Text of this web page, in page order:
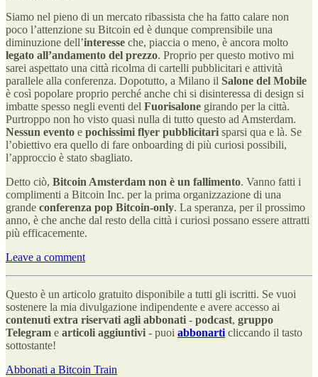
Siamo nel pieno di un mercato ribassista che ha fatto calare non
poco l’attenzione su Bitcoin ed è dunque comprensibile una
diminuzione dell’interesse che, piaccia o meno, è ancora molto
legato all’andamento del prezzo. Proprio per questo motivo mi
sarei aspettato una città ricolma di cartelli pubblicitari e attività
parallele alla conferenza. Dopotutto, a Milano il Salone del Mobile
è così popolare proprio perché anche chi si disinteressa di design si
imbatte spesso negli eventi del Fuorisalone girando per la città.
Purtroppo non ho visto quasi nulla di tutto questo ad Amsterdam.
Nessun evento e pochissimi flyer pubblicitari sparsi qua e là. Se
l’obiettivo era quello di fare onboarding di più curiosi possibili,
l’approccio è stato sbagliato.
Detto ciò, Bitcoin Amsterdam non è un fallimento. Vanno fatti i
complimenti a Bitcoin Inc. per la prima organizzazione di una
grande conferenza pop Bitcoin-only. La speranza, per il prossimo
anno, è che anche dal resto della città i curiosi possano essere attratti
più efficacemente.
Leave a comment
Questo è un articolo gratuito disponibile a tutti gli iscritti. Se vuoi
sostenere la mia divulgazione indipendente e avere accesso ai
contenuti extra riservati agli abbonati - podcast, gruppo
Telegram e articoli aggiuntivi - puoi abbonarti cliccando il tasto
sottostante!
Abbonati a Bitcoin Train